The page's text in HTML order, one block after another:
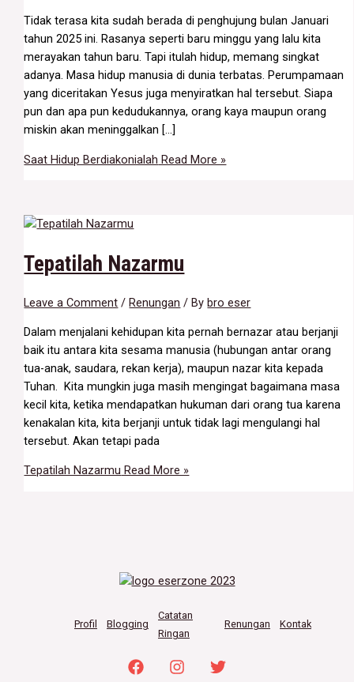
Tidak terasa kita sudah berada di penghujung bulan Januari
tahun 2025 ini. Rasanya seperti baru minggu yang lalu kita
merayakan tahun baru. Tapi itulah hidup, memang singkat
adanya. Masa hidup manusia di dunia terbatas. Perumpamaan
yang diceritakan Yesus juga menyiratkan hal tersebut. Siapa
pun dan apa pun kedudukannya, orang kaya maupun orang
miskin akan meninggalkan […]
Saat Hidup Berdiakonialah Read More »
Tepatilah Nazarmu
Leave a Comment /Renungan / Bybro eser
Dalam menjalani kehidupan kita pernah bernazar atau berjanji
baik itu antara kita sesama manusia (hubungan antar orang
tua-anak, saudara, rekan kerja), maupun nazar kita kepada
Tuhan. Kita mungkin juga masih mengingat bagaimana masa
kecil kita, ketika mendapatkan hukuman dari orang tua karena
kenakalan kita, kita berjanji untuk tidak lagi mengulangi hal
tersebut. Akan tetapi pada
Tepatilah Nazarmu Read More »
Profil Blogging
Catatan
Ringan
Renungan Kontak